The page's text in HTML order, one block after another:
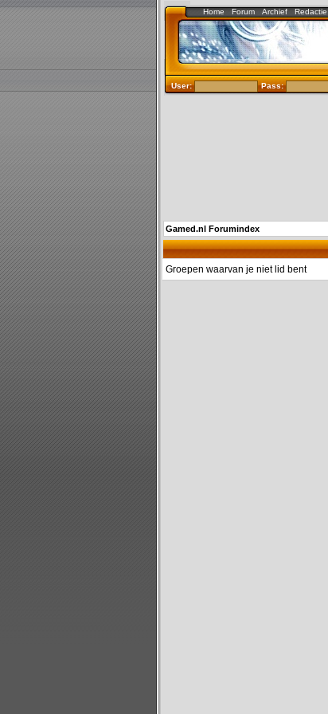
Home Forum Archief Redactie
User: Pass:
Gamed.nl Forumindex
Groepen waarvan je niet lid bent